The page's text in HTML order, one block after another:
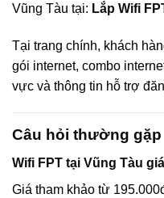
Vũng Tàu tại: Lắp Wifi
Tại trang chính, khách
gói internet, combo
vực và thông tin hỗ trợ
Câu hỏi thường gặp
Wifi FPT tại Vũng Tàu
Giá tham khảo từ